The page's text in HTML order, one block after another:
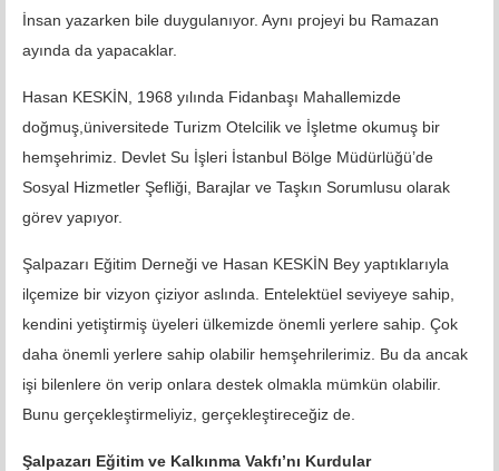
İnsan yazarken bile duygulanıyor. Aynı projeyi bu Ramazan
ayında da yapacaklar.
Hasan KESKİN, 1968 yılında Fidanbaşı Mahallemizde
doğmuş,üniversitede Turizm Otelcilik ve İşletme okumuş bir
hemşehrimiz. Devlet Su İşleri İstanbul Bölge Müdürlüğü’de
Sosyal Hizmetler Şefliği, Barajlar ve Taşkın Sorumlusu olarak
görev yapıyor.
Şalpazarı Eğitim Derneği ve Hasan KESKİN Bey yaptıklarıyla
ilçemize bir vizyon çiziyor aslında. Entelektüel seviyeye sahip,
kendini yetiştirmiş üyeleri ülkemizde önemli yerlere sahip. Çok
daha önemli yerlere sahip olabilir hemşehrilerimiz. Bu da ancak
işi bilenlere ön verip onlara destek olmakla mümkün olabilir.
Bunu gerçekleştirmeliyiz, gerçekleştireceğiz de.
Şalpazarı Eğitim ve Kalkınma Vakfı’nı Kurdular